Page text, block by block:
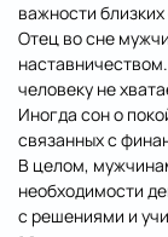
важности
Отец во сне
человеку не
Иногда сон о
связанных с
В целом,
необходимости
с решениями и